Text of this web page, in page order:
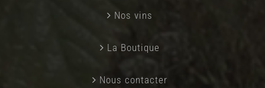
Nos vins
La Boutique
Nous contacter